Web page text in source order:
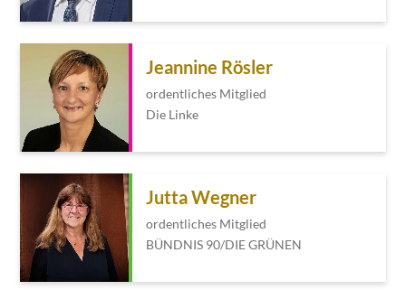
Jeannine Rösler
ordentliches Mitglied
Die Linke
Jutta Wegner
ordentliches Mitglied
BÜNDNIS 90/DIE GRÜNEN